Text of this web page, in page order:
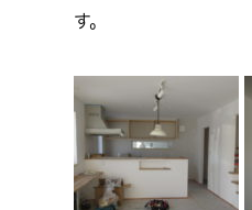
す。